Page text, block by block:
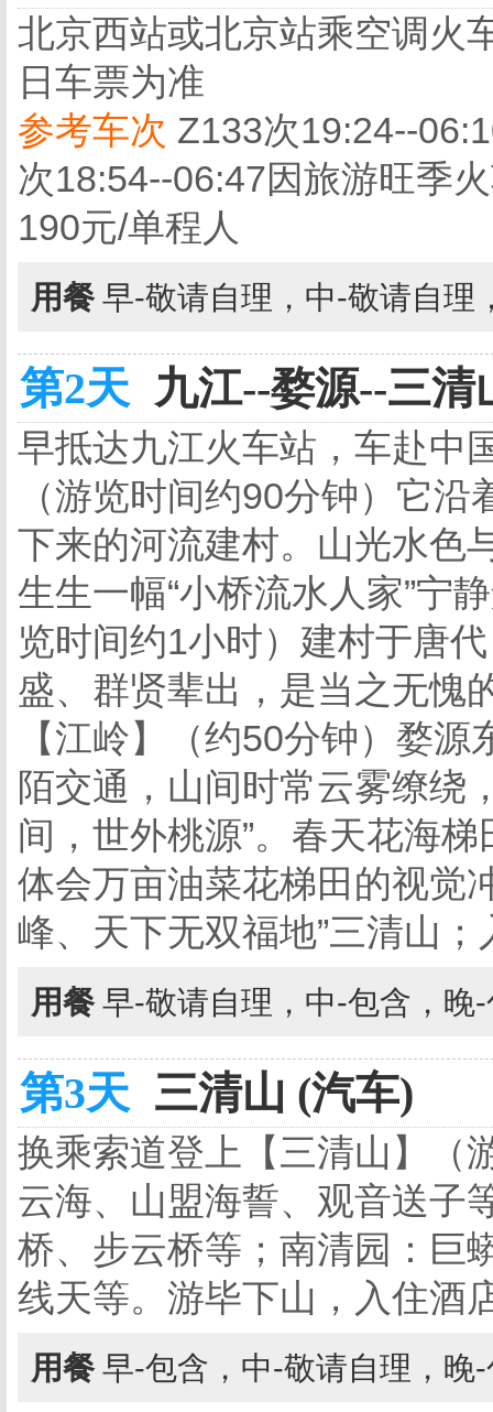
北京西站或北京站乘空调火
日车票为准
参考车次 Z133次19:24--
次18:54--06:47因旅游旺季
190元/单程人
用餐 早-敬请自理，中-敬请自理
第2天 九江--婺源--三清
早抵达九江火车站，车赴中
（游览时间约90分钟）它
下来的河流建村。山光水色
生生一幅“小桥流水人家”宁
览时间约1小时）建村于唐
盛、群贤辈出，是当之无愧
【江岭】（约50分钟）婺
陌交通，山间时常云雾缭绕
间，世外桃源”。春天花海
体会万亩油菜花梯田的视觉
峰、天下无双福地”三清山
用餐 早-敬请自理，中-包含，晚
第3天 三清山 (汽车)
换乘索道登上【三清山】（
云海、山盟海誓、观音送子
桥、步云桥等；南清园：巨
线天等。游毕下山，入住酒
用餐 早-包含，中-敬请自理，晚